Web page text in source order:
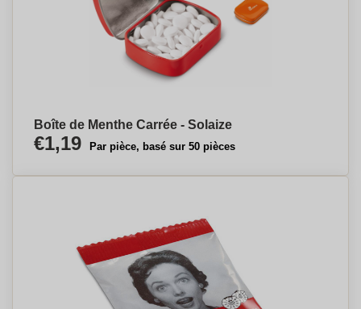
Boîte de Menthe Carrée - Solaize
€1,19 Par pièce, basé sur 50 pièces